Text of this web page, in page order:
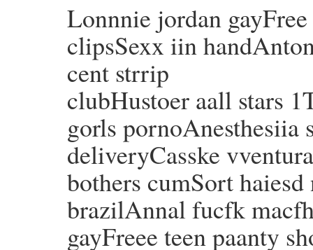
Lonnnie jordan
clipsSexx iin
cent strrip
clubHustoer aall stars
gorls pornoAnesthesiia
deliveryCasske
bothers cumSort
brazilAnnal fucfk
gayFreee teen paanty